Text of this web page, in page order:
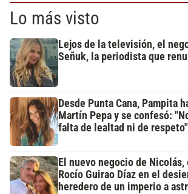
Lo más visto
Lejos de la televisión, el
Señuk, la periodista que
Desde Punta Cana, Pampita
Martín Pepa y se confesó:
falta de lealtad ni de respeto"
El nuevo negocio de
Rocío Guirao Díaz en el
heredero de un imperio a